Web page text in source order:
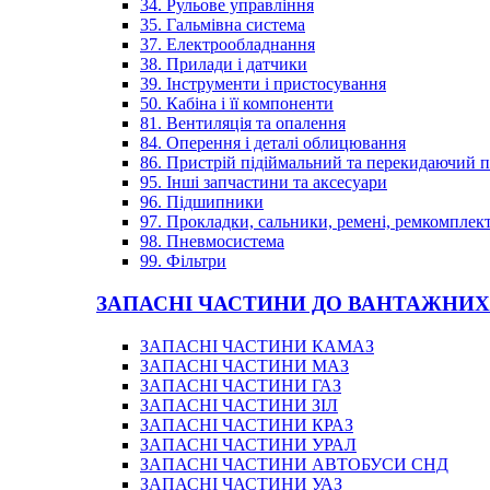
34. Рульове управління
35. Гальмівна система
37. Електрообладнання
38. Прилади і датчики
39. Інструменти і пристосування
50. Кабіна і її компоненти
81. Вентиляція та опалення
84. Оперення і деталі облицювання
86. Пристрій підіймальний та перекидаючий
95. Інші запчастини та аксесуари
96. Підшипники
97. Прокладки, сальники, ремені,
98. Пневмосистема
99. Фільтри
ЗАПАСНІ ЧАСТИНИ ДО
ЗАПАСНІ ЧАСТИНИ КАМАЗ
ЗАПАСНІ ЧАСТИНИ МАЗ
ЗАПАСНІ ЧАСТИНИ ГАЗ
ЗАПАСНІ ЧАСТИНИ ЗІЛ
ЗАПАСНІ ЧАСТИНИ КРАЗ
ЗАПАСНІ ЧАСТИНИ УРАЛ
ЗАПАСНІ ЧАСТИНИ АВТОБУСИ СНД
ЗАПАСНІ ЧАСТИНИ УАЗ